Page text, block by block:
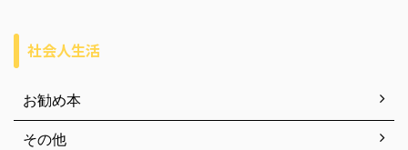
社会人生活
お勧め本
その他